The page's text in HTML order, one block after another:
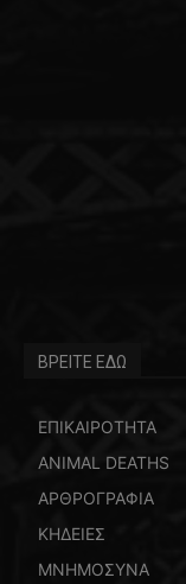
ΒΡΕΙΤΕ ΕΔΩ
ΕΠΙΚΑΙΡΟΤΗΤΑ
ANIMAL DEATHS
ΑΡΘΡΟΓΡΑΦΙΑ
ΚΗΔΕΙΕΣ
ΜΝΗΜΟΣΥΝΑ